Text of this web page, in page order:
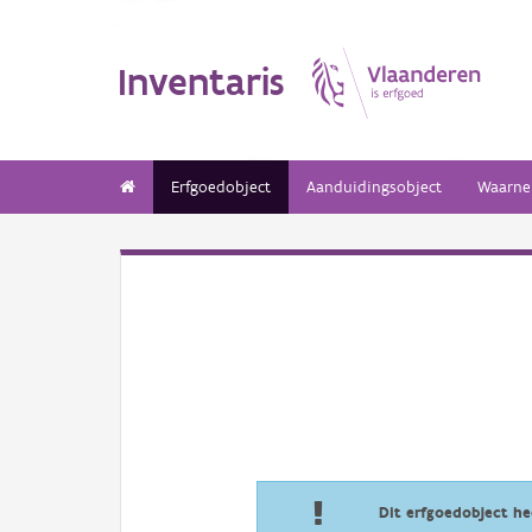
Inventaris
Erfgoedobject Aanduidingsobject
Dit erfgoedobject